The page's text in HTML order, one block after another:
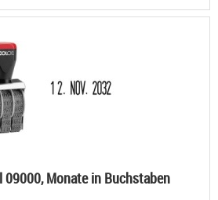
09000, Monate in Buchstaben